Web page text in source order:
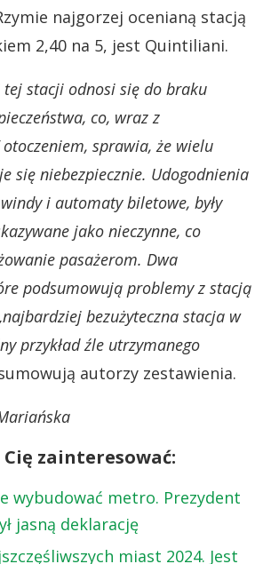
najgorzej ocenianą stacją
2,40 na 5, jest Quintiliani.
tej stacji odnosi się do braku
co, wraz z
otoczeniem, sprawia, że wielu
się niebezpiecznie. Udogodnienia
i automaty biletowe, były
jako nieczynne, co
pasażerom. Dwa
podsumowują problemy z stacją
bezużyteczna stacja w
przykład źle utrzymanego
autorzy zestawienia.
zainteresować:
wybudować metro. Prezydent
jasną deklarację
miast 2024. Jest